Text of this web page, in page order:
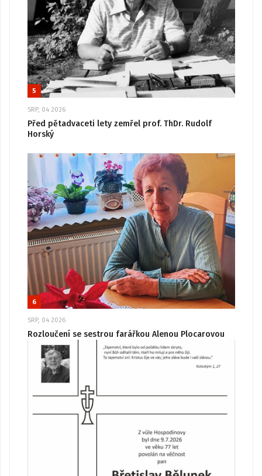
5
SRP, 04 2026
Před pětadvaceti lety zemřel prof. ThDr. Rudolf
Horský
6
SRP, 04 2026
Rozloučení se sestrou farářkou Alenou Plocarovou